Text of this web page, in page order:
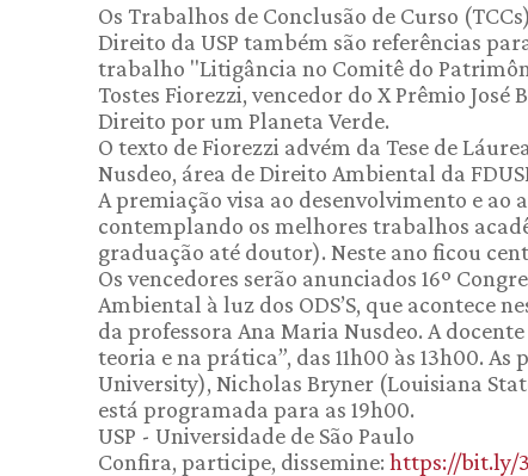
Os Trabalhos de Conclusão de Curso
Direito da USP também são referências
trabalho "Litigância no Comitê do
Tostes Fiorezzi, vencedor do X Prêmio
Direito por um Planeta Verde.
O texto de Fiorezzi advém da Tese de
Nusdeo, área de Direito Ambiental da
A premiação visa ao desenvolvimento e
contemplando os melhores trabalhos
graduação até doutor). Neste ano ficou
Os vencedores serão anunciados 16º
Ambiental à luz dos ODS’S, que acontece
da professora Ana Maria Nusdeo. A
teoria e na prática”, das 11h00 às 13h00.
University), Nicholas Bryner (Louisiana
está programada para as 19h00.
USP - Universidade de São Paulo
Confira, participe, dissemine: https://bit.ly/